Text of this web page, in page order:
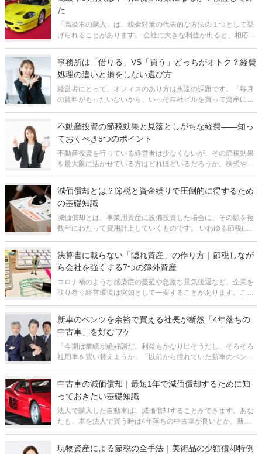
リスクも伴うため、手軽に取
た
「高級車の購入」は、税金対策の代表的な方法の１つとして挙
げられることがあります。 会社に大きな利益が出ると、相応の
替えよう、と考える方も少なくありません。 しかし、そもそも
車の購入は税金対
事務所は「借りる」VS「買う」どっちがオトク？経費
処理の違いと損をしない選び方
経営者にとって、オフィスのあり方は永遠の課題です。「毎月
の賃料がもったいないから、いっそ自社ビルを買って資産にし
ではないでしょうか。支払いも安く済みそうで、将来的には会
社の資産として残る。一見すると「
不動産投資の節税効果と見落としがちな経費――知っ
ておくべき5つのポイント
不動産投資を行っている経営者は少なくないが、その節税効果
を最大限に活かせている方はどれほどいるだろうか。株式や投
ため、認められる経費の範囲が非常に広い。この経費をしっか
り把握し、漏れなく計上できている
減価償却とは？節税と資金繰りで圧倒的に得するため
の基礎知識
減価償却とは、事業用資産に設備投資した場合に、その額を複
数年にわたって費用計上していくものです。 いわゆる節税(計
す。なぜなら、減価償却の方法には資産の種類・性質に応じ
て、費用計上のタイミング、
決算書に載らない「隠れ資産」の作り方｜節税しなが
ら会社を強くする7つの簿外資産
コロナ禍のような感染症の蔓延や急激な景気後退など、企業を
取り巻く経営環境は突如として一変することがあります。こう
くべきでしょうか。その有力な選択肢の一つが「簿外資産」を
計画的に積み上げておくという方法
新車のベンツを余裕で買える社長が断然「4年落ちの
中古車」を好むワケ
「今期は業績が絶好調だ。利益もかなり出そうだし、そろそろ
社用車を買い替えようか」「以前から憧れていた新車のベン
始めると、多くの経営者が高級車の購入を検討します。それは
成功者の証であり、モチベーションを
中古車の減価償却｜最短1年で減価償却するために知
っておきたい基礎知識
法人で購入した自動車は、減価償却することができます。あな
たも、車を法人で買う時は4年落ちの中古車が良いとか、新車
しょうか？ でも、新車と中古車では減価償却の仕方や期間に違
現物資産による節税の全手法｜美術品の少額償却特例